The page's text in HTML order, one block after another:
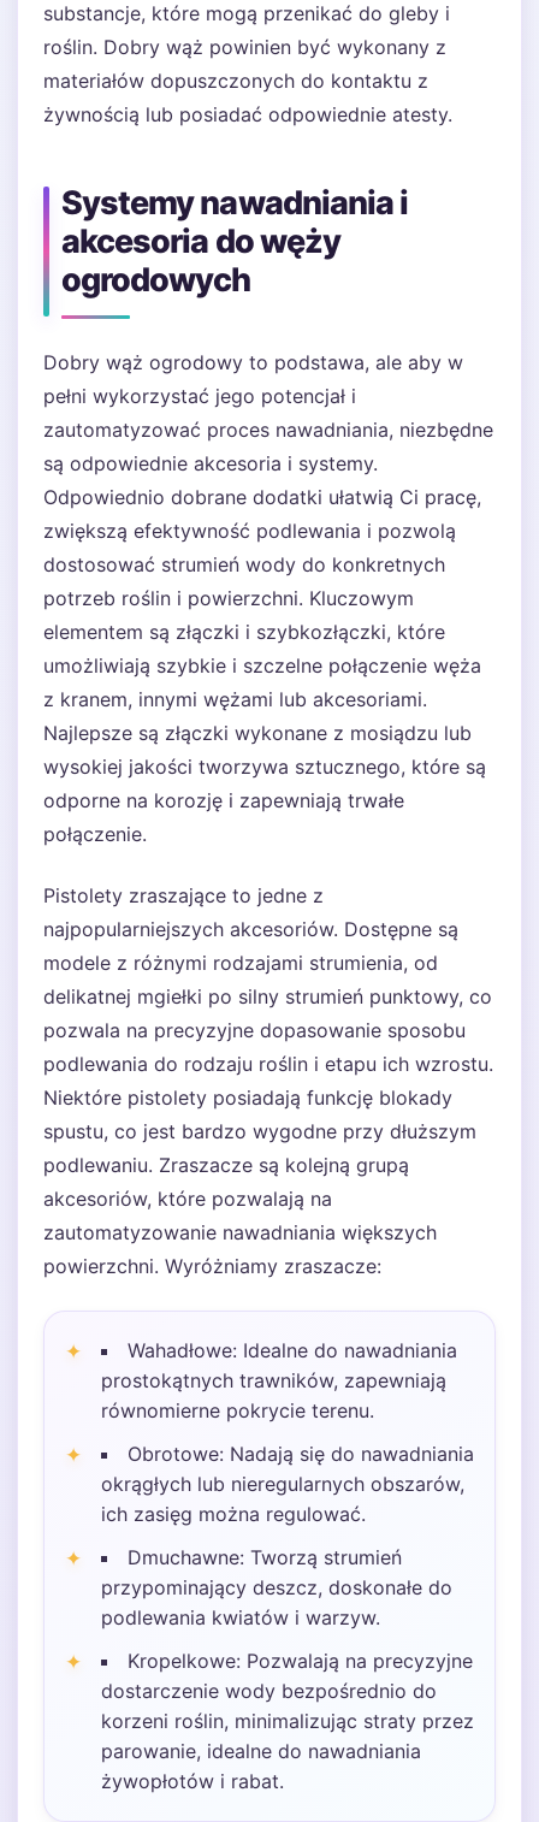
substancje, które mogą przenikać do gleby i
roślin. Dobry wąż powinien być wykonany z
materiałów dopuszczonych do kontaktu z
żywnością lub posiadać odpowiednie atesty.
Systemy nawadniania i
akcesoria do węży
ogrodowych
Dobry wąż ogrodowy to podstawa, ale aby w
pełni wykorzystać jego potencjał i
zautomatyzować proces nawadniania, niezbędne
są odpowiednie akcesoria i systemy.
Odpowiednio dobrane dodatki ułatwią Ci pracę,
zwiększą efektywność podlewania i pozwolą
dostosować strumień wody do konkretnych
potrzeb roślin i powierzchni. Kluczowym
elementem są złączki i szybkozłączki, które
umożliwiają szybkie i szczelne połączenie węża
z kranem, innymi wężami lub akcesoriami.
Najlepsze są złączki wykonane z mosiądzu lub
wysokiej jakości tworzywa sztucznego, które są
odporne na korozję i zapewniają trwałe
połączenie.
Pistolety zraszające to jedne z
najpopularniejszych akcesoriów. Dostępne są
modele z różnymi rodzajami strumienia, od
delikatnej mgiełki po silny strumień punktowy, co
pozwala na precyzyjne dopasowanie sposobu
podlewania do rodzaju roślin i etapu ich wzrostu.
Niektóre pistolety posiadają funkcję blokady
spustu, co jest bardzo wygodne przy dłuższym
podlewaniu. Zraszacze są kolejną grupą
akcesoriów, które pozwalają na
zautomatyzowanie nawadniania większych
powierzchni. Wyróżniamy zraszacze:
Wahadłowe: Idealne do nawadniania
prostokątnych trawników, zapewniają
równomierne pokrycie terenu.
Obrotowe: Nadają się do nawadniania
okrągłych lub nieregularnych obszarów,
ich zasięg można regulować.
Dmuchawne: Tworzą strumień
przypominający deszcz, doskonałe do
podlewania kwiatów i warzyw.
Kropelkowe: Pozwalają na precyzyjne
dostarczenie wody bezpośrednio do
korzeni roślin, minimalizując straty przez
parowanie, idealne do nawadniania
żywopłotów i rabat.